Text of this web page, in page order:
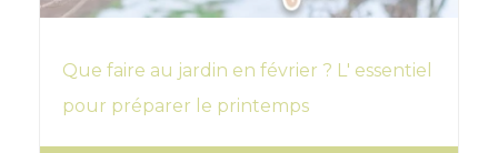
Que faire au jardin en février ? L' essentiel
pour préparer le printemps